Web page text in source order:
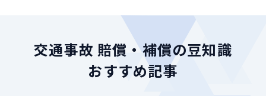
交通事故 賠償・補償の豆知識
おすすめ記事